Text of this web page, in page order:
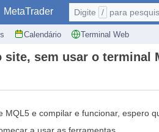
MetaTrader
Calendário Terminal Web
Digite / para
sem usar o terminal
e compilar e funcionar, espero